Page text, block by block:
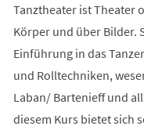
Tanztheater ist Theater
Körper und über Bilder.
Einführung in das
und Rolltechniken,
Laban/ Bartenieff und
diesem Kurs bietet sich